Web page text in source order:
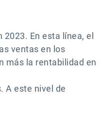
En esta línea, el
ventas en los
más la rentabilidad en
A este nivel de